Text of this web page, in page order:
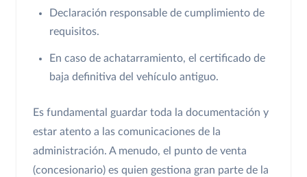
Declaración responsable de cumplimiento de
requisitos.
En caso de achatarramiento, el certificado de
baja definitiva del vehículo antiguo.
Es fundamental guardar toda la documentación y
estar atento a las comunicaciones de la
administración. A menudo, el punto de venta
(concesionario) es quien gestiona gran parte de la